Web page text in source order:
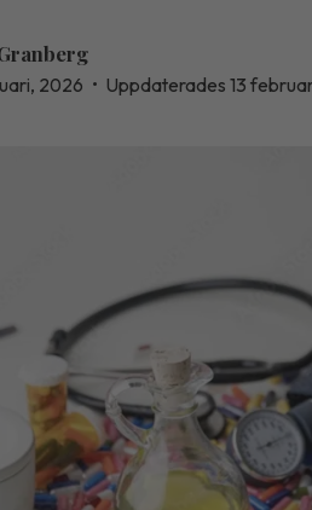
2026 • Uppdaterades 13